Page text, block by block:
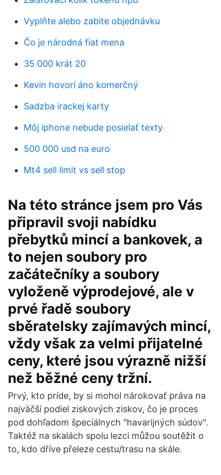
Vyplňte alebo zabite objednávku
Čo je národná fiat mena
35 000 krát 20
Kevin hovorí áno komerčný
Sadzba irackej karty
Môj iphone nebude posielať texty
500 000 usd na euro
Mt4 sell limit vs sell stop
Na této stránce jsem pro Vás
připravil svoji nabídku
přebytků mincí a bankovek, a
to nejen soubory pro
začátečníky a soubory
vyloženě výprodejové, ale v
prvé řadě soubory
sběratelsky zajímavých mincí,
vždy však za velmi přijatelné
ceny, které jsou výrazně nižší
než běžné ceny tržní.
Prvý, kto príde, by si mohol nárokovať práva na
najväčší podiel ziskových ziskov, čo je proces
pod dohľadom špeciálnych "havarijných súdov".
Taktéž na skalách spolu lezci můžou soutěžit o
to, kdo dříve přeleze cestu/trasu na skále.